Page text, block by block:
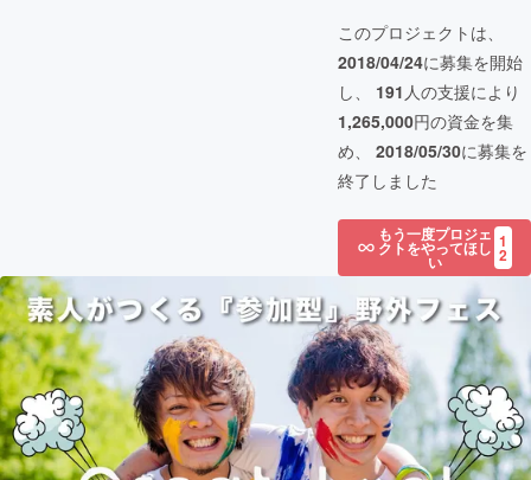
このプロジェクトは、
2018/04/24に募集を開始
し、 191 人の支援により
1,265,000円の資金を集
め、 2018/05/30に募集を
終了しました
もう一度プロジェ
クトをやってほし
い
1
2